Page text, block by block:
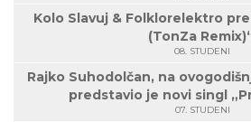
Kolo Slavuj & Folklorelektro
(TonZa
08. STUDENI
Rajko Suhodolčan, na
predstavio je novi singl
07. STUDENI